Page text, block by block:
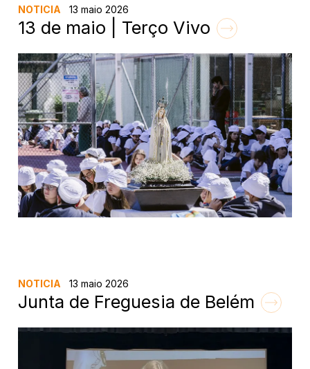
NOTICIA 13 maio 2026
13 de maio | Terço Vivo
NOTICIA 13 maio 2026
Junta de Freguesia de Belém